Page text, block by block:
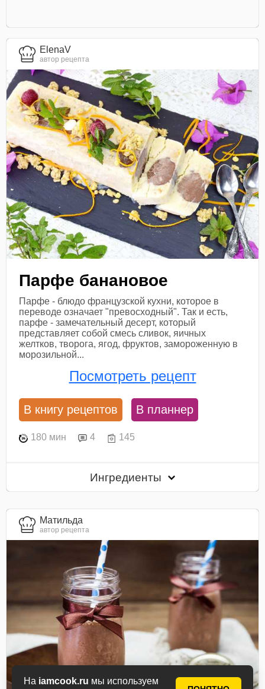
На iamcook.ru мы используем
ElenaV
автор рецепта
Парфе банановое
Парфе - блюдо французской кухни, которое в
переводе означает "превосходный". Так и есть,
парфе - замечательный десерт, который
представляет собой смесь сливок, яичных
желтков, творога, ягод, фруктов, замороженную в
морозильной...
Посмотреть рецепт
В книгу рецептов В планнер
180 мин 4 145
Ингредиенты
Матильда
автор рецепта